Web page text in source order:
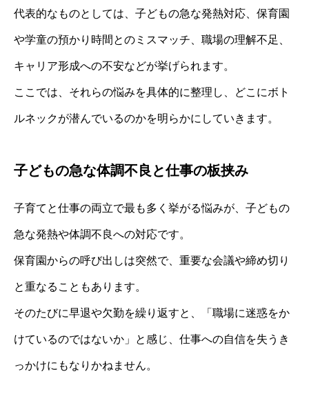
代表的なものとしては、子どもの急な発熱対応、保育園
や学童の預かり時間とのミスマッチ、職場の理解不足、
キャリア形成への不安などが挙げられます。
ここでは、それらの悩みを具体的に整理し、どこにボト
ルネックが潜んでいるのかを明らかにしていきます。
子どもの急な体調不良と仕事の板挟み
子育てと仕事の両立で最も多く挙がる悩みが、子どもの
急な発熱や体調不良への対応です。
保育園からの呼び出しは突然で、重要な会議や締め切り
と重なることもあります。
そのたびに早退や欠勤を繰り返すと、「職場に迷惑をか
けているのではないか」と感じ、仕事への自信を失うき
っかけにもなりかねません。